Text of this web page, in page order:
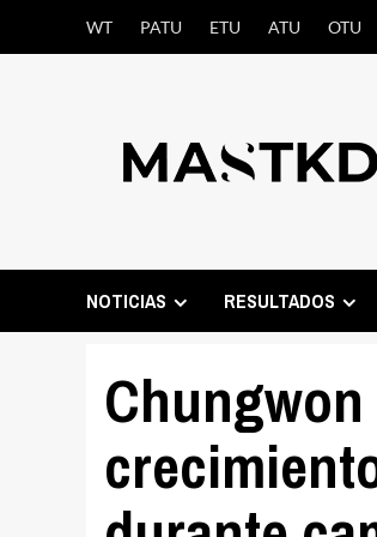
WT PATU ETU ATU OTU
NOTICIAS RESULTADOS